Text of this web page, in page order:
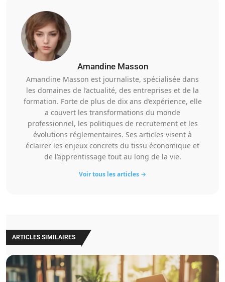
Amandine Masson
Amandine Masson est journaliste, spécialisée dans
les domaines de l’actualité, des entreprises et de la
formation. Forte de plus de dix ans d’expérience, elle
a couvert les transformations du monde
professionnel, les politiques de recrutement et les
évolutions réglementaires. Ses articles visent à
éclairer les enjeux concrets du tissu économique et
de l’apprentissage tout au long de la vie.
Voir tous les articles →
ARTICLES SIMILAIRES